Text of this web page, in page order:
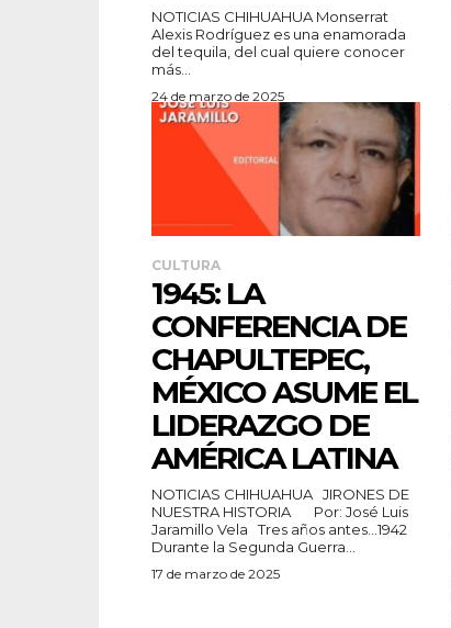
NOTICIAS CHIHUAHUA Monserrat
Alexis Rodríguez es una enamorada
del tequila, del cual quiere conocer
más...
24 de marzo de 2025
CULTURA
1945: LA
CONFERENCIA DE
CHAPULTEPEC,
MÉXICO ASUME EL
LIDERAZGO DE
AMÉRICA LATINA
NOTICIAS CHIHUAHUA JIRONES DE
NUESTRA HISTORIA Por: José Luis
Jaramillo Vela Tres años antes…1942
Durante la Segunda Guerra...
17 de marzo de 2025